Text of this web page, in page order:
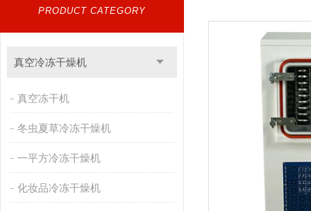
PRODUCT CATEGORY
真空冷冻干燥机
真空冻干机
冬虫夏草冷冻干燥机
一平方冷冻干燥机
化妆品冷冻干燥机